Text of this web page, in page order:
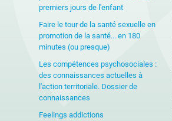
premiers jours de l'enfant
Faire le tour de la santé sexuelle en
promotion de la santé... en 180
minutes (ou presque)
Les compétences psychosociales :
des connaissances actuelles à
l'action territoriale. Dossier de
connaissances
Feelings addictions